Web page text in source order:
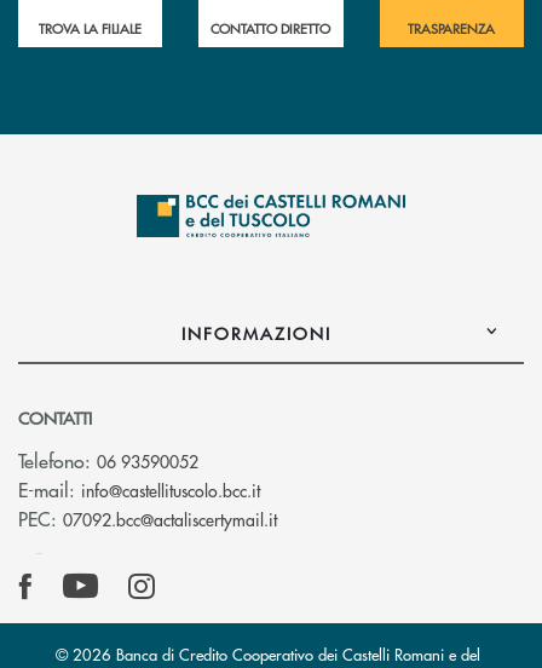
TROVA LA FILIALE CONTATTO DIRETTO TRASPARENZA
INFORMAZIONI
CONTATTI
Telefono: 06 93590052
E-mail: info@castellituscolo.bcc.it(si apre l’app di posta elettronica)
PEC: 07092.bcc@actaliscertymail.it(si apre l’app di posta
© 2026 Banca di Credito Cooperativo dei Castelli Romani e del